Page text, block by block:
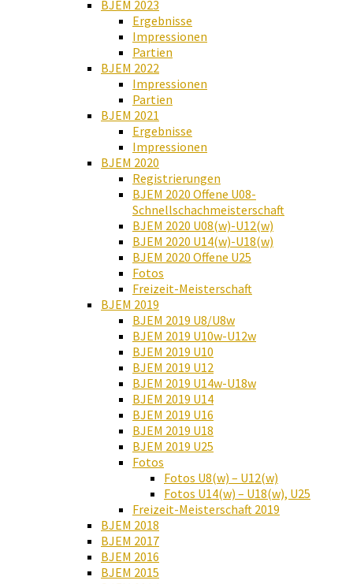
BJEM 2023
Ergebnisse
Impressionen
Partien
BJEM 2022
Impressionen
Partien
BJEM 2021
Ergebnisse
Impressionen
BJEM 2020
Registrierungen
BJEM 2020 Offene U08-
Schnellschachmeisterschaft
BJEM 2020 U08(w)-U12(w)
BJEM 2020 U14(w)-U18(w)
BJEM 2020 Offene U25
Fotos
Freizeit-Meisterschaft
BJEM 2019
BJEM 2019 U8/U8w
BJEM 2019 U10w-U12w
BJEM 2019 U10
BJEM 2019 U12
BJEM 2019 U14w-U18w
BJEM 2019 U14
BJEM 2019 U16
BJEM 2019 U18
BJEM 2019 U25
Fotos
Fotos U8(w) – U12(w)
Fotos U14(w) – U18(w), U25
Freizeit-Meisterschaft 2019
BJEM 2018
BJEM 2017
BJEM 2016
BJEM 2015